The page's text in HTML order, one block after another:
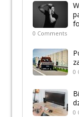
0 Comments
0
0